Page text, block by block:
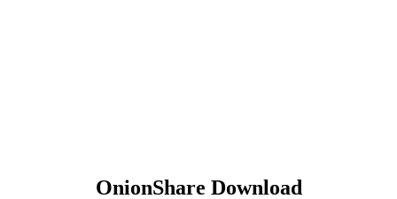
OnionShare Download